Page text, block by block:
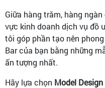
Giữa hàng trăm, hàng
vực kinh doanh dịch vụ đồ
tôi góp phần tạo nên
Bar của bạn bằng những
ấn tượng nhất.
Hãy lựa chọn Model Design